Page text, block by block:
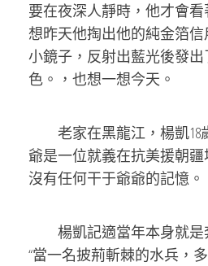
要在夜深人靜時，他才會
想昨天他掏出他的純金箔
小鏡子，反射出藍光後發
色。，也想一想今天。
老家在黑龍江，楊凱
爺是一位就義在抗美援朝
沒有任何干于爺爺的記憶。
楊凱記適當年本身就
“當一名披荊斬棘的水兵，